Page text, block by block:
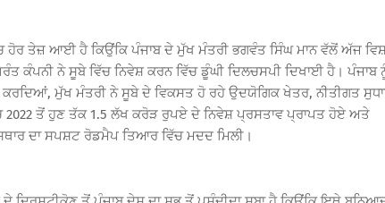
ਹੋਰ ਤੇਜ਼ ਆਈ ਹੈ ਕਿਉਂਕਿ ਪੰਜਾਬ ਦੇ ਮੁੱਖ ਮੰਤਰੀ ਭਗਵੰਤ ਸਿੰਘ ਮਾਨ ਵੱਲੋਂ ਅੱਜ
ਕੰਪਨੀ ਨੇ ਸੂਬੇ ਵਿੱਚ ਨਿਵੇਸ਼ ਕਰਨ ਵਿੱਚ ਡੂੰਘੀ ਦਿਲਚਸਪੀ ਦਿਖਾਈ ਹੈ। ਪੰਜਾਬ
ਮੁੱਖ ਮੰਤਰੀ ਨੇ ਸੂਬੇ ਦੇ ਵਿਕਸਤ ਹੋ ਰਹੇ ਉਦਯੋਗਿਕ ਖੇਤਰ, ਨੀਤੀਗਤ
2022 ਤੋਂ ਹੁਣ ਤੱਕ 1.5 ਲੱਖ ਕਰੋੜ ਰੁਪਏ ਦੇ ਨਿਵੇਸ਼ ਪ੍ਰਸਤਾਵ ਪ੍ਰਾਪਤ ਹੋਏ ਅਤੇ
ਦਾ ਸਪਸ਼ਟ ਰੋਡਮੈਪ ਤਿਆਰ ਵਿੱਚ ਮਦਦ ਮਿਲੀ।